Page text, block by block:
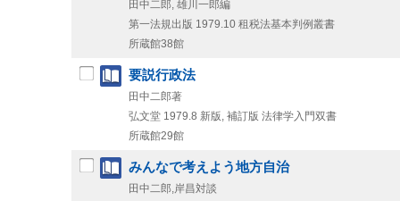
田中二郎, 雄川一郎編
第一法規出版 1979.10 租税法基本判例叢書
所蔵館38館
要説行政法
田中二郎著
弘文堂 1979.8 新版, 補訂版 法律学入門双書
所蔵館29館
みんなで考えよう地方自治
田中二郎,岸昌対談